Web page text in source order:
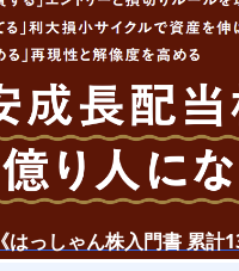
《はっしゃん株入門書 累計